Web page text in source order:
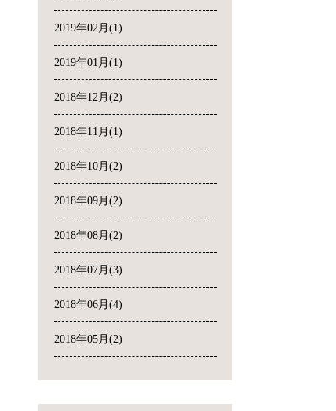
2019年02月(1)
2019年01月(1)
2018年12月(2)
2018年11月(1)
2018年10月(2)
2018年09月(2)
2018年08月(2)
2018年07月(3)
2018年06月(4)
2018年05月(2)